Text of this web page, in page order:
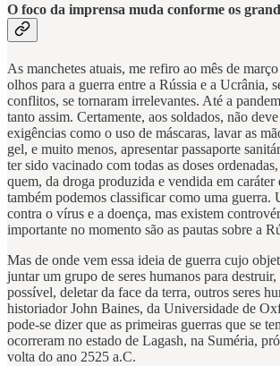
O foco da imprensa muda conforme os
As manchetes atuais, me refiro ao mês de
olhos para a guerra entre a Rússia e a Ucrânia,
conflitos, se tornaram irrelevantes. Até a
tanto assim. Certamente, aos soldados, não
exigências como o uso de máscaras, lavar as
gel, e muito menos, apresentar passaporte
ter sido vacinado com todas as doses
quem, da droga produzida e vendida em caráter
também podemos classificar como uma guerra.
contra o vírus e a doença, mas existem
importante no momento são as pautas sobre a
Mas de onde vem essa ideia de guerra cujo
juntar um grupo de seres humanos para destruir,
possível, deletar da face da terra, outros seres
historiador John Baines, da Universidade de
pode-se dizer que as primeiras guerras que se
ocorreram no estado de Lagash, na Suméria,
volta do ano 2525 a.C.